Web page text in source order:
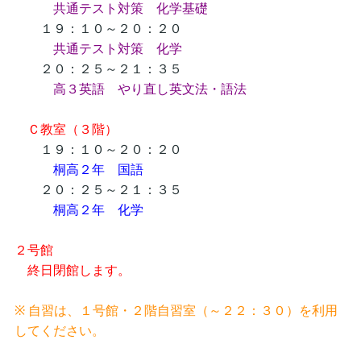
共通テスト対策 化学基礎
１９：１０～２０：２０
共通テスト対策 化学
２０：２５～２１：３５
高３英語 やり直し英文法・語法
Ｃ教室（３階）
１９：１０～２０：２０
桐高２年 国語
２０：２５～２１：３５
桐高２年 化学
２号館
終日閉館します。
※ 自習は、１号館・２階自習室（～２２：３０）を利用
してください。